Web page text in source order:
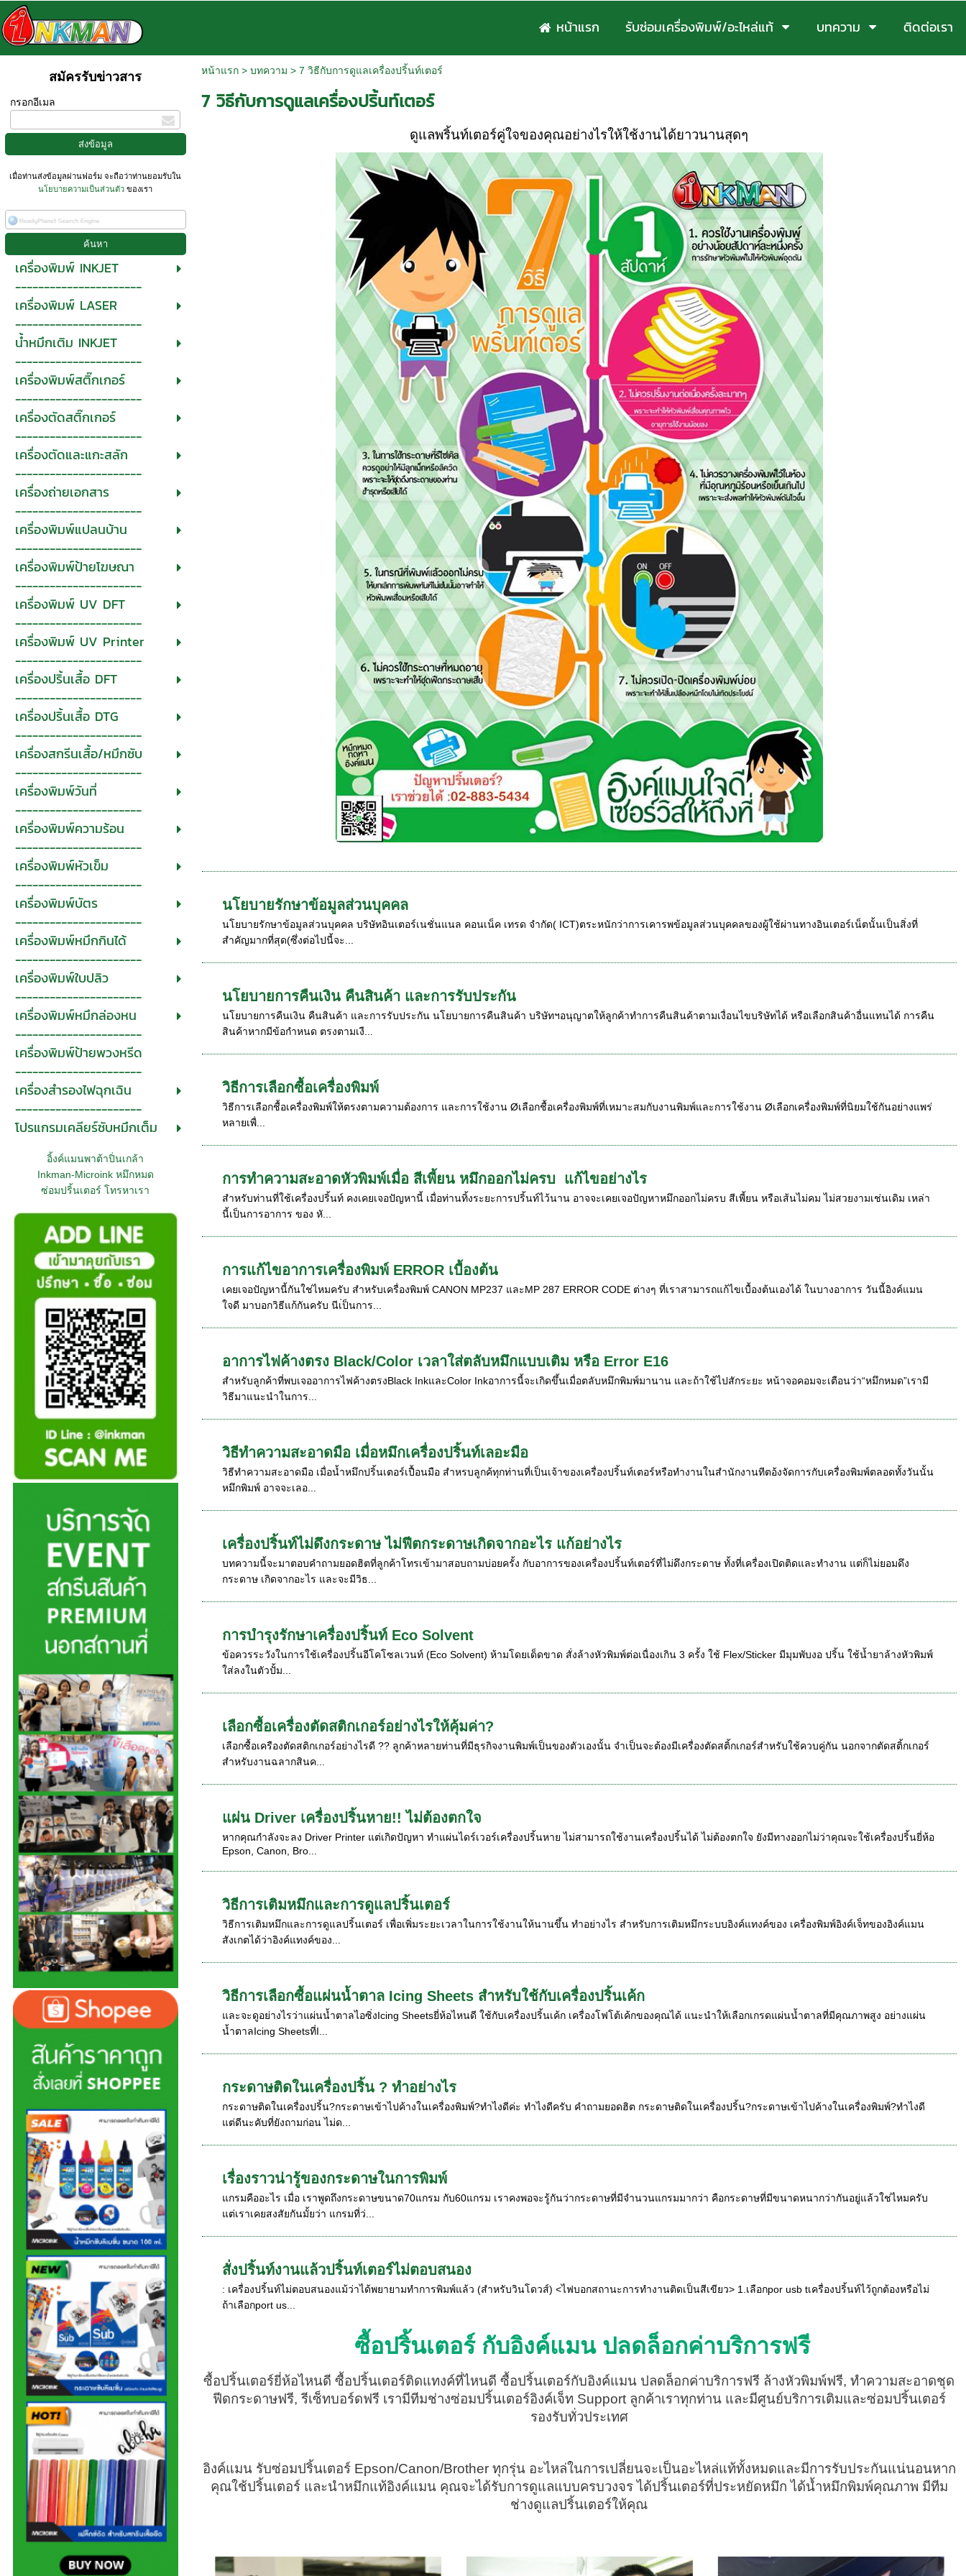
หน้าแรก รับซ่อมเครื่องพิมพ์/อะไหล่แท้ บทความ ติดต่อเรา
สมัครรับข่าวสาร
กรอกอีเมล
เมื่อท่านส่งข้อมูลผ่านฟอร์ม จะถือว่าท่านยอมรับใน
นโยบายความเป็นส่วนตัวของเรา
เครื่องพิมพ์ INKJET
----------------------
เครื่องพิมพ์ LASER
----------------------
น้ำหมึกเติม INKJET
----------------------
เครื่องพิมพ์สติ๊กเกอร์
----------------------
เครื่องตัดสติ๊กเกอร์
----------------------
เครื่องตัดและแกะสลัก
----------------------
เครื่องถ่ายเอกสาร
----------------------
เครื่องพิมพ์แปลนบ้าน
----------------------
เครื่องพิมพ์ป้ายโฆษณา
----------------------
เครื่องพิมพ์ UV DFT
----------------------
เครื่องพิมพ์ UV Printer
----------------------
เครื่องปริ้นเสื้อ DFT
----------------------
เครื่องปริ้นเสื้อ DTG
----------------------
เครื่องสกรีนเสื้อ/หมึกซับ
----------------------
เครื่องพิมพ์วันที่
----------------------
เครื่องพิมพ์ความร้อน
----------------------
เครื่องพิมพ์หัวเข็ม
----------------------
เครื่องพิมพ์บัตร
----------------------
เครื่องพิมพ์หมึกกินได้
----------------------
เครื่องพิมพ์ใบปลิว
----------------------
เครื่องพิมพ์หมึกล่องหน
----------------------
เครื่องพิมพ์ป้ายพวงหรีด
----------------------
เครื่องสำรองไฟฉุกเฉิน
----------------------
โปรแกรมเคลียร์ซับหมึกเต็ม
อิ้งค์แมนพาต้าปิ่นเกล้า
Inkman-Microink หมึกหมด
ซ่อมปริ้นเตอร์ โทรหาเรา
หน้าแรก> บทความ > 7 วิธีกับการดูแลเครื่องปริ้นท์เตอร์
7 วิธีกับการดูแลเครื่องปริ้นท์เตอร์
ดูแลพริ้นท์เตอร์คู่ใจของคุณอย่างไรให้ใช้งานได้ยาวนานสุดๆ
นโยบายรักษาข้อมูลส่วนบุคคล
นโยบายรักษาข้อมูลส่วนบุคคล บริษัทอินเตอร์เนชั่นแนล คอนเน็ค เทรด จำกัด( ICT)ตระหนักว่าการเคารพข้อมูลส่วนบุคคลของผู้ใช้ผ่านทางอินเตอร์เน็ตนั้นเป็นสิ่งที่
สำคัญมากที่สุด(ซึ่งต่อไปนี้จะ...
นโยบายการคืนเงิน คืนสินค้า และการรับประกัน
นโยบายการคืนเงิน คืนสินค้า และการรับประกัน นโยบายการคืนสินค้า บริษัทฯอนุญาตให้ลูกค้าทำการคืนสินค้าตามเงื่อนไขบริษัทได้ หรือเลือกสินค้าอื่นแทนได้ การคืน
สินค้าหากมีข้อกำหนด ตรงตามเงื...
วิธีการเลือกซื้อเครื่องพิมพ์
วิธีการเลือกชื้อเครื่องพิมพ์ให้ตรงตามความต้องการ และการใช้งาน Øเลือกชื้อเครื่องพิมพ์ที่เหมาะสมกับงานพิมพ์และการใช้งาน Øเลือกเครื่องพิมพ์ที่นิยมใช้กันอย่างแพร่
หลายเพื่...
การทำความสะอาดหัวพิมพ์เมื่อ สีเพี้ยน หมึกออกไม่ครบ แก้ไขอย่างไร
สำหรับท่านที่ใช้เครื่องปริ้นท์ คงเคยเจอปัญหานี้ เมื่อท่านทิ้งระยะการปริ้นท์ไว้นาน อาจจะเคยเจอปัญหาหมึกออกไม่ครบ สีเพี้ยน หรือเส้นไม่คม ไม่สวยงามเช่นเดิม เหล่า
นี้เป็นการอาการ ของ หั...
การแก้ไขอาการเครื่องพิมพ์ ERROR เบื้องต้น
เคยเจอปัญหานี้กันใช่ไหมครับ สำหรับเครื่องพิมพ์ CANON MP237 และMP 287 ERROR CODE ต่างๆ ที่เราสามารถแก้ไขเบื้องต้นเองได้ ในบางอาการ วันนี้อิงค์แมน
ใจดี มาบอกวิธีแก้กันครับ นีเ่ป็นการ...
อาการไฟค้างตรง Black/Color เวลาใส่ตลับหมึกแบบเติม หรือ Error E16
สำหรับลูกค้าที่พบเจออาการไฟค้างตรงBlack InkและColor Inkอาการนี้จะเกิดขึ้นเมื่อตลับหมึกพิมพ์มานาน และถ้าใช้ไปสักระยะ หน้าจอคอมจะเตือนว่า“หมึกหมด”เรามี
วิธีมาแนะนำในการ...
วิธีทำความสะอาดมือ เมื่อหมึกเครื่องปริ้นท์เลอะมือ
วิธีทำความสะอาดมือ เมื่อน้ำหมึกปริ้นเตอร์เปื้อนมือ สำหรบลูกค้ทุกท่านที่เป็นเจ้าของเครื่องปริ้นท์เตอร์หรือทำงานในสำนักงานทีตอ้งจัดการกับเครื่องพิมพ์ตลอดทั้งวันนั้น
หมึกพิมพ์ อาจจะเลอ...
เครื่องปริ้นท์ไม่ดึงกระดาษ ไม่ฟีตกระดาษเกิดจากอะไร แก้อย่างไร
บทความนี้จะมาตอบคำถามยอดฮิตที่ลูกค้าโทรเข้ามาสอบถามบ่อยครั้ง กับอาการของเครื่องปริ้นท์เตอร์ที่ไม่ดึงกระดาษ ทั้งที่เครื่องเปิดติดและทำงาน แต่ก็ไม่ยอมดึง
กระดาษ เกิดจากอะไร และจะมีวิธ...
การบำรุงรักษาเครื่องปริ้นท์ Eco Solvent
ข้อควรระวังในการใช้เครื่องปริ้นอีโคโซลเวนท์ (Eco Solvent) ห้ามโดยเด็ดขาด สั่งล้างหัวพิมพ์ต่อเนื่องเกิน 3 ครั้ง ใช้ Flex/Sticker มีมุมพับงอ ปริ้น ใช้น้ำยาล้างหัวพิมพ์
ใส่ลงในตัวปั้ม...
เลือกซื้อเครื่องตัดสติกเกอร์อย่างไรให้คุ้มค่า?
เลือกซื้อเครืองตัดสติกเกอร์อย่างไรดี ?? ลูกค้าหลายท่านที่มีธุรกิจงานพิมพ์เป็นของตัวเองนั้น จำเป็นจะต้องมีเครื่องตัดสติ้กเกอร์สำหรับใช้ควบคู่กัน นอกจากตัดสติ้กเกอร์
สำหรับงานฉลากสินค...
แผ่น Driver เครื่องปริ้นหาย!! ไม่ต้องตกใจ
หากคุณกำลังจะลง Driver Printer แต่เกิดปัญหา ทำแผ่นไดร์เวอร์เครื่องปริ้นหาย ไม่สามารถใช้งานเครื่องปริ้นได้ ไม่ต้องตกใจ ยังมีทางออกไม่ว่าคุณจะใช้เครื่องปริ้นยี่ห้อ
Epson, Canon, Bro...
วิธีการเติมหมึกและการดูแลปริ้นเตอร์
วิธีการเติมหมึกและการดูแลปริ้นเตอร์ เพื่อเพิ่มระยะเวลาในการใช้งานให้นานขึ้น ทำอย่างไร สำหรับการเติมหมึกระบบอิงค์แทงค์ของ เครื่องพิมพ์อิงค์เจ็ทของอิงค์แมน
สังเกตได้ว่าอิงค์แทงค์ของ...
วิธีการเลือกซื้อแผ่นน้ำตาล Icing Sheets สำหรับใช้กับเครื่องปริ้นเค้ก
และจะดูอย่างไรว่าแผ่นน้ำตาลไอซิ่งIcing Sheetsยี่ห้อไหนดี ใช้กับเครื่องปริ้นเค้ก เครื่องโฟโต้เค้กของคุณได้ แนะนำให้เลือกเกรดแผ่นน้ำตาลที่มีคุณภาพสูง อย่างแผ่น
น้ำตาลIcing Sheetsที่I...
กระดาษติดในเครื่องปริ้น ? ทำอย่างไร
กระดาษติดในเครื่องปริ้น?กระดาษเข้าไปค้างในเครื่องพิมพ์?ทำไงดีค่ะ ทำไงดีครับ คำถามยอดฮิต กระดาษติดในเครื่องปริ้น?กระดาษเข้าไปค้างในเครื่องพิมพ์?ทำไงดี
แต่ดีนะคับที่ยังถามก่อน ไม่ด...
เรื่องราวน่ารู้ของกระดาษในการพิมพ์
แกรมคืออะไร เมื่อ เราพูดถึงกระดาษขนาด70แกรม กับ60แกรม เราคงพอจะรู้กันว่ากระดาษที่มีจำนวนแกรมมากว่า คือกระดาษที่มีขนาดหนากว่ากันอยู่แล้วใช่ไหมครับ
แต่เราเคยสงสัยกันมั้ยว่า แกรมที่ว่...
สั่งปริ้นท์งานแล้วปริ้นท์เตอร์ไม่ตอบสนอง
: เครื่องปริ้นท์ไม่ตอบสนองแม้ว่าได้พยายามทำการพิมพ์แล้ว (สำหรับวินโดวส์) <ไฟบอกสถานะการทำงานติดเป็นสีเขียว> 1.เลือกpor usb tเครื่องปริ้นท์ไว้ถูกต้องหรือไม่
ถ้าเลือกport us...
ซื้อปริ้นเตอร์ กับอิงค์แมน ปลดล็อกค่าบริการฟรี
ซื้อปริ้นเตอร์ยี่ห้อไหนดี ซื้อปริ้นเตอร์ติดแทงค์ที่ไหนดี ซื้อปริ้นเตอร์กับอิงค์แมน ปลดล็อกค่าบริการฟรี ล้างหัวพิมพ์ฟรี, ทำความสะอาดชุด
ฟีดกระดาษฟรี, รีเซ็ทบอร์ดฟรี เรามีทีมช่างซ่อมปริ้นเตอร์อิงค์เจ็ท Support ลูกค้าเราทุกท่าน และมีศูนย์บริการเติมและซ่อมปริ้นเตอร์
รองรับทั่วประเทศ
อิงค์แมน รับซ่อมปริ้นเตอร์ Epson/Canon/Brother ทุกรุ่น อะไหล่ในการเปลี่ยนจะเป็นอะไหล่แท้ทั้งหมดและมีการรับประกันแน่นอนหาก
คุณใช้ปริ้นเตอร์ และนำหมึกแท้อิงค์แมน คุณจะได้รับการดูแลแบบครบวงจร ได้ปริ้นเตอร์ที่ประหยัดหมึก ได้น้ำหมึกพิมพ์คุณภาพ มีทีม
ช่างดูแลปริ้นเตอร์ให้คุณ